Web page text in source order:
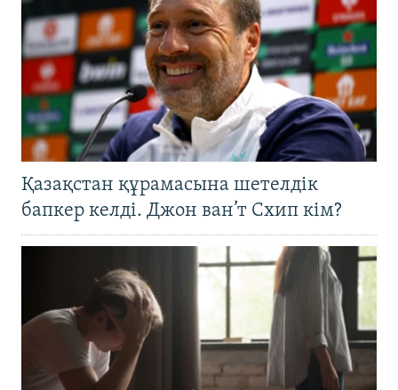
Қазақстан құрамасына шетелдік
бапкер келді. Джон ван’т Схип кім?